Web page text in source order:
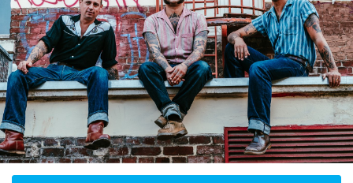
Nieuws, interviews & blogs
Eten
Drinken
Slapen
Recreatief
Winkels